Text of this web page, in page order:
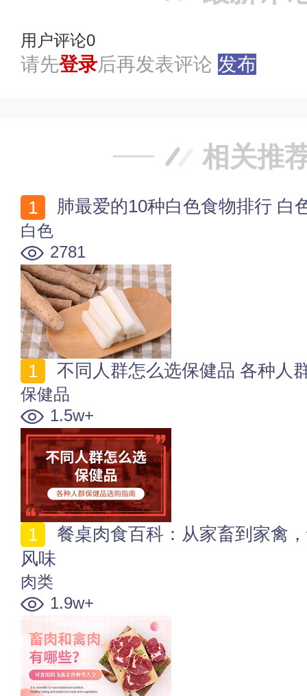
用户评论0
请先登录后再发表评论 发布
相关推
肺最爱的10种白色食物排行 白
白色
2781
不同人群怎么选保健品 各种人
保健品
1.5w+
风味
肉类
1.9w+